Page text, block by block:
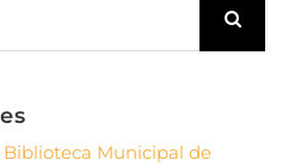
Biblioteca Municipal de